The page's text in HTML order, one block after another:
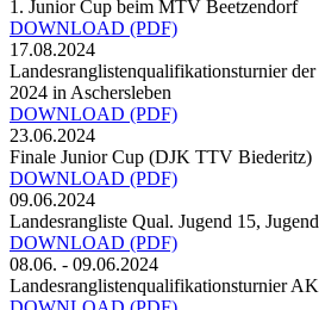
1. Junior Cup beim MTV Beetzendorf
DOWNLOAD (PDF)
17.08.2024
Landesranglistenqualifikationsturnier
2024 in Aschersleben
DOWNLOAD (PDF)
23.06.2024
Finale Junior Cup (DJK TTV Biederitz)
DOWNLOAD (PDF)
09.06.2024
Landesrangliste Qual. Jugend 15, Jugend
DOWNLOAD (PDF)
08.06. - 09.06.2024
Landesranglistenqualifikationsturnier